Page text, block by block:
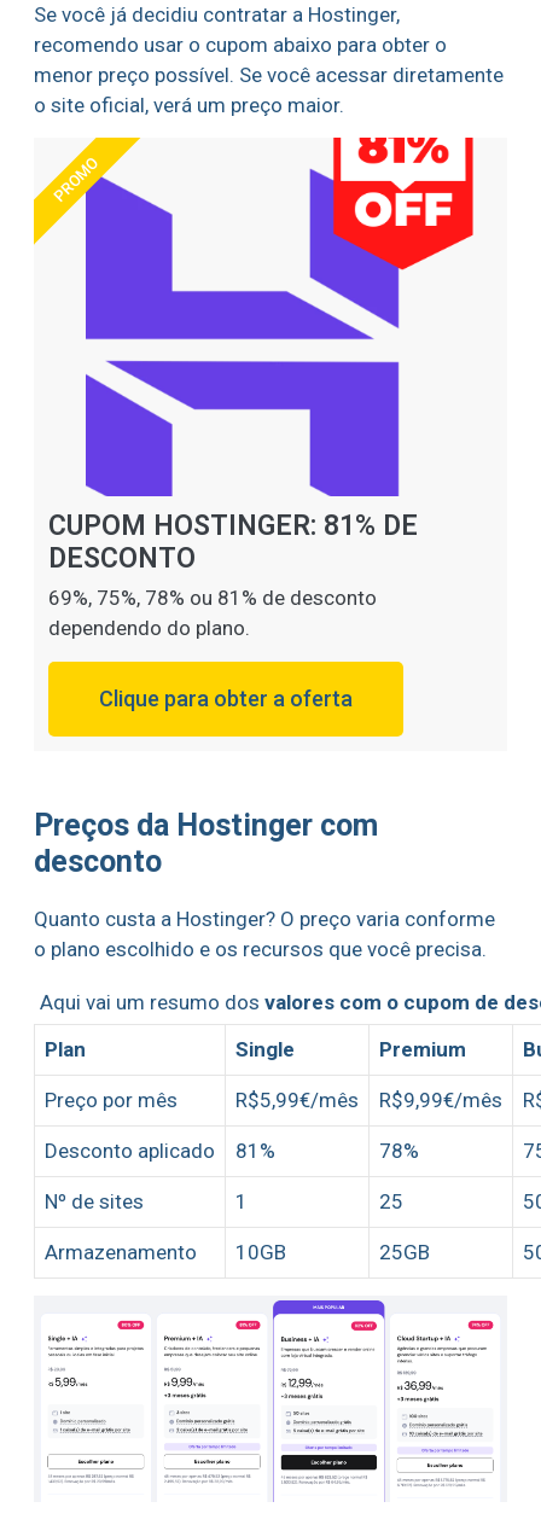
Se você já decidiu contratar a Hostinger,
recomendo usar o cupom abaixo para obter o
menor preço possível. Se você acessar diretamente
o site oficial, verá um preço maior.
CUPOM HOSTINGER: 81% DE
DESCONTO
69%, 75%, 78% ou 81% de desconto
dependendo do plano.
Clique para obter a oferta
PROMO
Preços da Hostinger com
desconto
Quanto custa a Hostinger? O preço varia conforme
o plano escolhido e os recursos que você precisa.
Aqui vai um resumo dos valores com o cupom de
Plan
Single Premium
Preço por mês R$5,99€/mês R$9,99€/mês
Desconto aplicado 81% 78%
Nº de sites 1 25
Armazenamento 10GB 25GB